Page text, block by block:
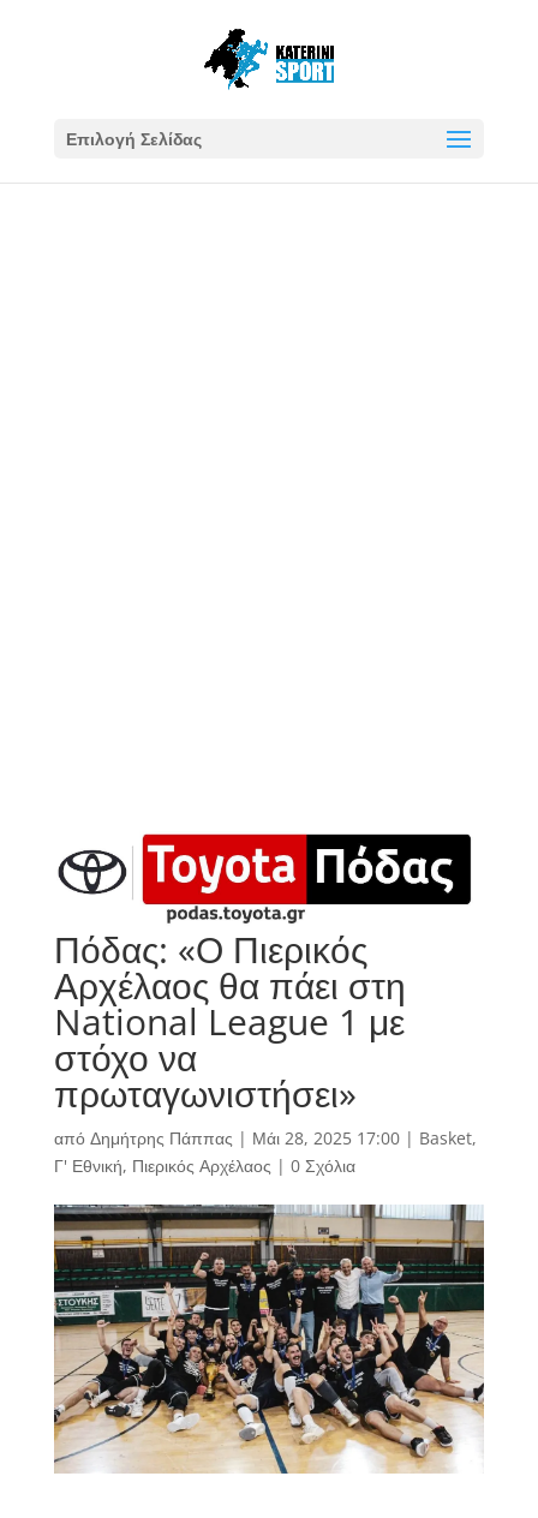
Επιλογή Σελίδας
Πόδας: «Ο Πιερικός
Αρχέλαος θα πάει στη
National League 1 με
στόχο να
πρωταγωνιστήσει»
από Δημήτρης Πάππας | Μάι 28, 2025 17:00| Basket,
Γ' Εθνική, Πιερικός Αρχέλαος | 0 Σχόλια